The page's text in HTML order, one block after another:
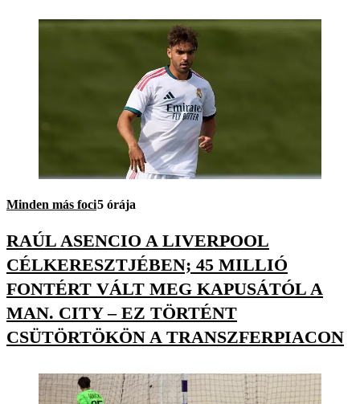
Minden más foci5 órája
RAÚL ASENCIO A LIVERPOOL
CÉLKERESZTJÉBEN; 45 MILLIÓ
FONTÉRT VÁLT MEG KAPUSÁTÓL A
MAN. CITY – EZ TÖRTÉNT
CSÜTÖRTÖKÖN A TRANSZFERPIACON